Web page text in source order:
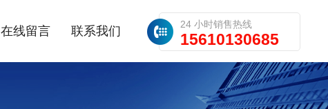
24 小时销售热线
15610130685
在线留言 联系我们